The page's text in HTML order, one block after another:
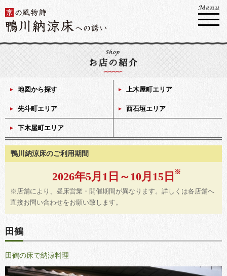
地図から探す 上木屋町エリア
先斗町エリア 西石垣エリア
下木屋町エリア
鴨川納涼床のご利用期間
2026年5月1日～10月15日
※店舗により、昼床営業・開催期間が異なります。詳しくは各店舗へ
直接お問い合わせをお願い致します。
田鶴
田鶴の床で納涼料理